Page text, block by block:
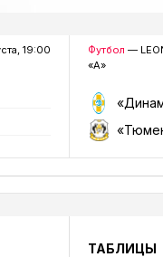
19:00 Футбол —
«А»
ТАБЛИЦЫ